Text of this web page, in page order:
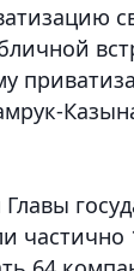
частично